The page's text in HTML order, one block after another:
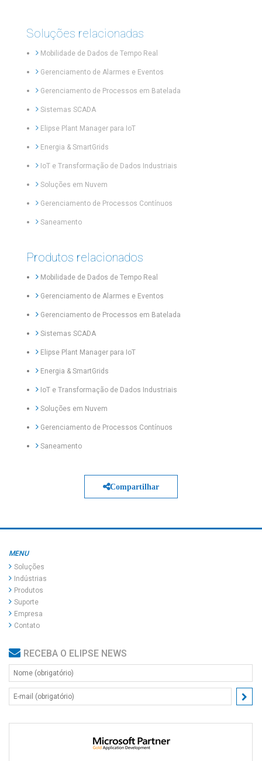
Soluções relacionadas
Mobilidade de Dados de Tempo Real
Gerenciamento de Alarmes e Eventos
Gerenciamento de Processos em Batelada
Sistemas SCADA
Elipse Plant Manager para IoT
Energia & SmartGrids
IoT e Transformação de Dados Industriais
Soluções em Nuvem
Gerenciamento de Processos Contínuos
Saneamento
Produtos relacionados
Mobilidade de Dados de Tempo Real
Gerenciamento de Alarmes e Eventos
Gerenciamento de Processos em Batelada
Sistemas SCADA
Elipse Plant Manager para IoT
Energia & SmartGrids
IoT e Transformação de Dados Industriais
Soluções em Nuvem
Gerenciamento de Processos Contínuos
Saneamento
Compartilhar
MENU
Soluções
Indústrias
Produtos
Suporte
Empresa
Contato
RECEBA O ELIPSE NEWS